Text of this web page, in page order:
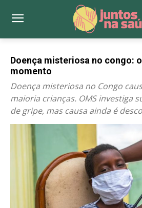
Doença misteriosa no congo:
momento
Doença misteriosa no Congo
maioria crianças. OMS investiga
de gripe, mas causa ainda é